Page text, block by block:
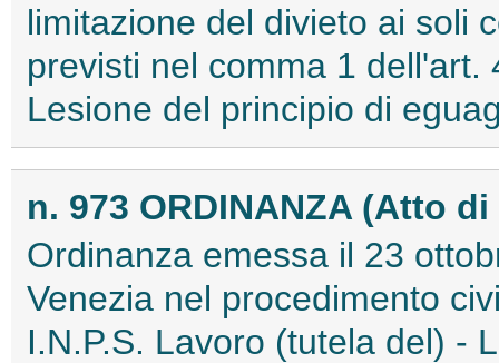
limitazione del divieto ai soli
previsti nel comma 1
Lesione del principio di
n. 973 ORDINANZA (Atto
Ordinanza emessa il 23
Venezia nel procedimento
I.N.P.S. Lavoro (tutela del) -